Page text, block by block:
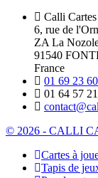
Calli Cartes
6, rue de
ZA La
91540
France
01 69 23
01 64 57
© 2026 - CALLI
Cartes à
Tapis de